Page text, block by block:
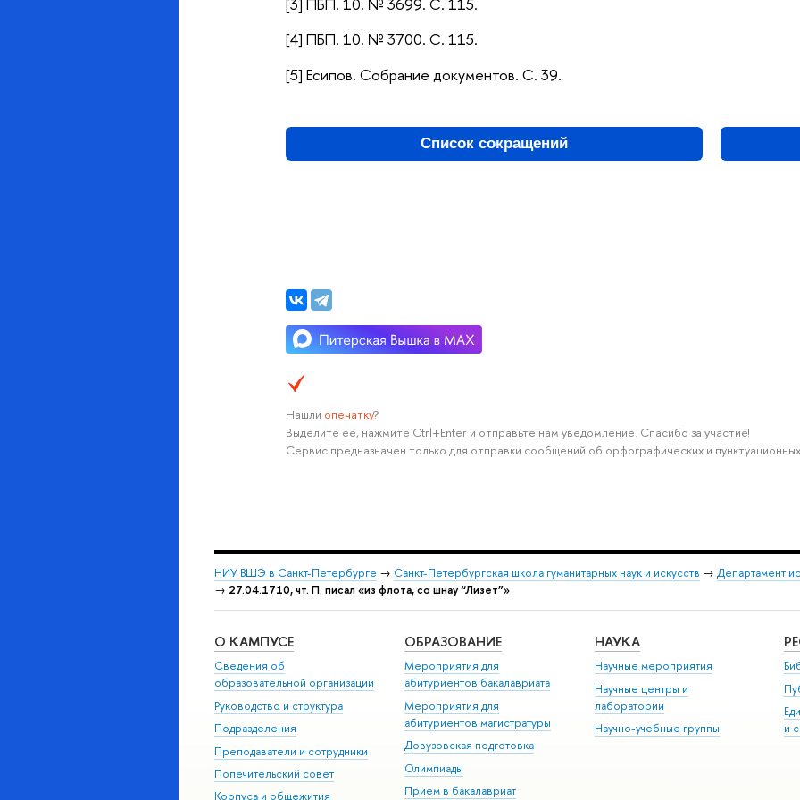
[4] ПБП. 10. № 3700. С. 115.
[5] Есипов. Собрание документов. С. 39.
Список сокращений
Нашли опечатку?
Выделите её, нажмите Ctrl+Enter и отправьте нам уведомление. Спасибо за участие!
Сервис предназначен только для отправки сообщений об орфографических и
НИУ ВШЭ в Санкт-Петербурге → Санкт-Петербургская школа гуманитарных наук и искусств → Департамент
→ 27.04.1710, чт. П. писал «из флота, со шнау “Лизет”»
О КАМПУСЕ
Сведения об
образовательной организации
Руководство и структура
Подразделения
Преподаватели и сотрудники
Попечительский совет
Корпуса и общежития
ОБРАЗОВАНИЕ
Мероприятия для
абитуриентов бакалавриата
Мероприятия для
абитуриентов магистратуры
Довузовская подготовка
Олимпиады
Прием в бакалавриат
НАУКА
Научные мероприятия
Научные центры и
лаборатории
Научно-учебные группы
и